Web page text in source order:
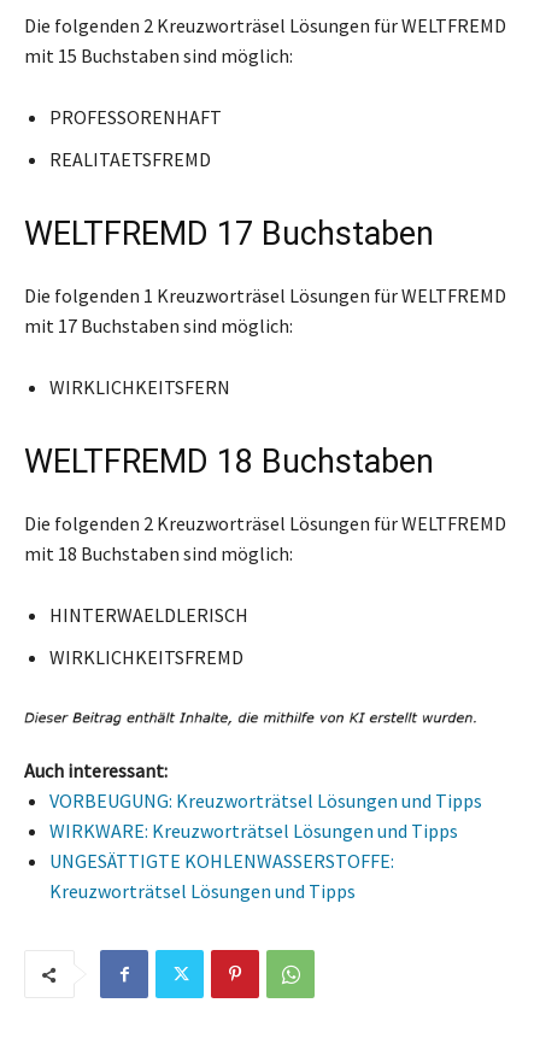
Die folgenden 2 Kreuzworträsel Lösungen für WELTFREMD
mit 15 Buchstaben sind möglich:
PROFESSORENHAFT
REALITAETSFREMD
WELTFREMD 17 Buchstaben
Die folgenden 1 Kreuzworträsel Lösungen für WELTFREMD
mit 17 Buchstaben sind möglich:
WIRKLICHKEITSFERN
WELTFREMD 18 Buchstaben
Die folgenden 2 Kreuzworträsel Lösungen für WELTFREMD
mit 18 Buchstaben sind möglich:
HINTERWAELDLERISCH
WIRKLICHKEITSFREMD
Auch interessant:
VORBEUGUNG: Kreuzworträtsel Lösungen und Tipps
WIRKWARE: Kreuzworträtsel Lösungen und Tipps
UNGESÄTTIGTE KOHLENWASSERSTOFFE:
Kreuzworträtsel Lösungen und Tipps